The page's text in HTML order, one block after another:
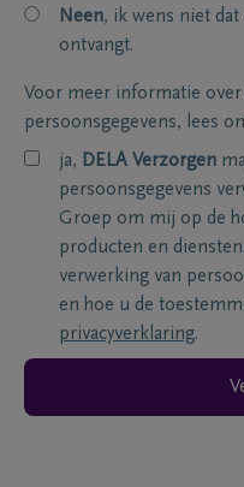
Neen, ik wens niet
ontvangt.
Voor meer informatie
persoonsgegevens, lees
ja, DELA Verzorgen
persoonsgegevens
Groep om mij op de
producten en
verwerking van
en hoe u de
privacyverklaring.